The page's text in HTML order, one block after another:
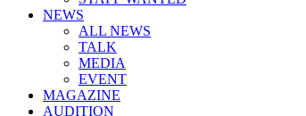
NEWS
ALL NEWS
TALK
MEDIA
EVENT
MAGAZINE
AUDITION